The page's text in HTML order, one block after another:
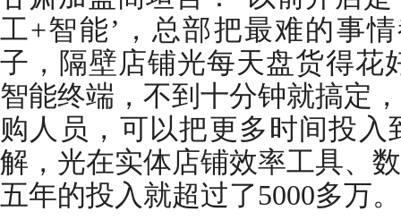
工+智能’，总部把最难的事
子，隔壁店铺光每天盘货得花
智能终端，不到十分钟就搞定
购人员，可以把更多时间投
解，光在实体店铺效率工具、
五年的投入就超过了5000多万。